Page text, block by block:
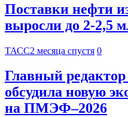
Поставки нефти
выросли до 2-2,5
ТАСС2 месяца спустя 0
Главный
обсудила новую
на ПМЭФ–2026